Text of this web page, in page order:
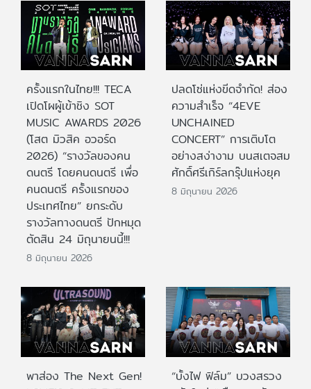
ครั้งแรกในไทย!!! TECA
เปิดโผผู้เข้าชิง SOT
MUSIC AWARDS 2026
(โสต มิวสิค อวอร์ด
2026) “รางวัลของคน
ดนตรี โดยคนดนตรี เพื่อ
คนดนตรี ครั้งแรกของ
ประเทศไทย” ยกระดับ
รางวัลทางดนตรี ปักหมุด
ตัดสิน 24 มิถุนายนนี้!!!
8 มิถุนายน 2026
ปลดโซ่แห่งขีดจำกัด! ส่อง
ความสำเร็จ “4EVE
UNCHAINED
CONCERT” การเติบโต
อย่างสง่างาม บนสเตจสม
ศักดิ์ศรีเกิร์ลกรุ๊ปแห่งยุค
8 มิถุนายน 2026
พาส่อง The Next Gen!
“บั้งไฟ ฟิล์ม” บวงสรวง